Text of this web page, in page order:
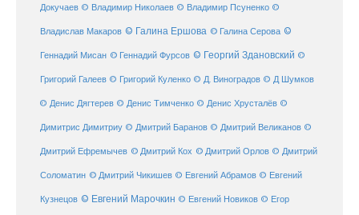
Докучаев © Владимир Николаев © Владимир Псуненко ©
Владислав Макаров © Галина Ершова © Галина Серова ©
Геннадий Мисан © Геннадий Фурсов © Георгий Здановский ©
Григорий Галеев © Григорий Куленко © Д. Виноградов © Д Шумков
© Денис Дягтерев © Денис Тимченко © Денис Хрусталёв ©
Димитрис Димитриу © Дмитрий Баранов © Дмитрий Великанов ©
Дмитрий Ефремычев © Дмитрий Кох © Дмитрий Орлов © Дмитрий
Соломатин © Дмитрий Чикишев © Евгений Абрамов © Евгений
Кузнецов © Евгений Марочкин © Евгений Новиков © Егор